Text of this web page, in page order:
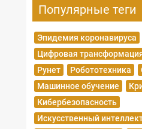
Популярные теги
Эпидемия коронавируса
Цифровая
Рунет
Робототехника
Машинное обучение
Кибербезопасность
Искусственный